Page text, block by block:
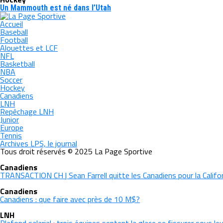
Un Mammouth est né dans l’Utah
Accueil
Baseball
Football
Alouettes et LCF
NFL
Basketball
NBA
Soccer
Hockey
Canadiens
LNH
Repêchage LNH
Junior
Europe
Tennis
Archives LPS, le journal
Tous droit réservés © 2025 La Page Sportive
Canadiens
TRANSACTION CH | Sean Farrell quitte les Canadiens pour la
Canadiens
Canadiens : que faire avec près de 10 M$?
LNH